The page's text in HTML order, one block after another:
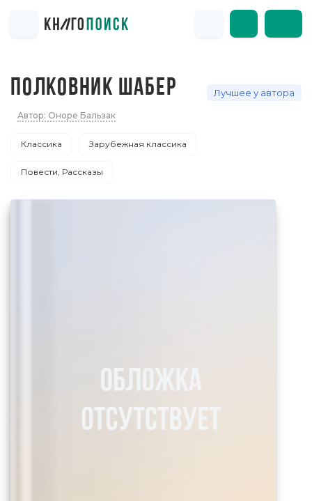
ПОЛКОВНИК ШАБЕР Лучшее у автора
Автор: Оноре Бальзак
Классика Зарубежная классика
Повести, Рассказы